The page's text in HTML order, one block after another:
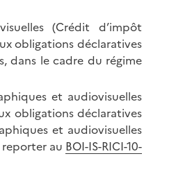
(Crédit d’impôt
obligations déclaratives
dans le cadre du régime
et audiovisuelles
obligations déclaratives
et audiovisuelles
au BOI-IS-RICI-10-